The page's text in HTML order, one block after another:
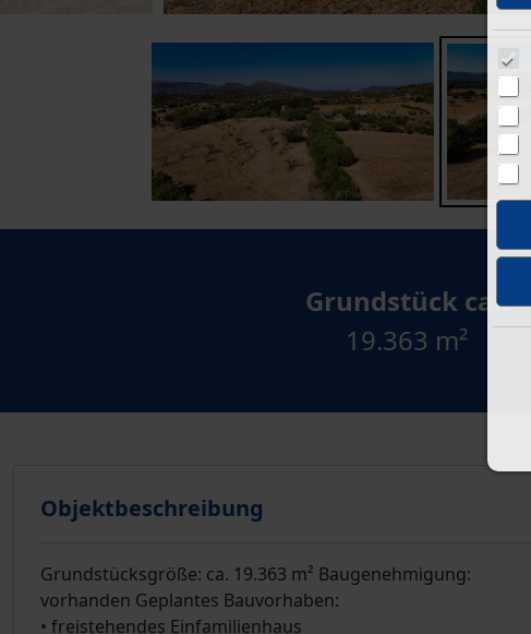
Grundstück ca.:
19.363 m²
Objektbeschreibung
Grundstücksgröße: ca. 19.363 m² Baugenehmigung:
vorhanden Geplantes Bauvorhaben:
• freistehendes Einfamilienhaus